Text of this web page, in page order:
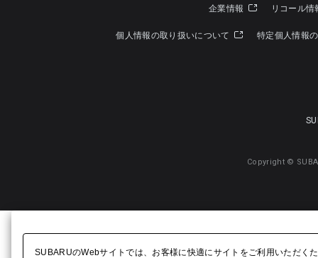
企業情報 リコール
個人情報の取り扱いについて 特定個人情報
Copyright ©
SUBARUのWebサイトでは、お客様に快適にサイトをご利用いただく